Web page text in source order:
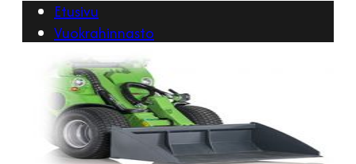
Etusivu
Vuokrahinnasto